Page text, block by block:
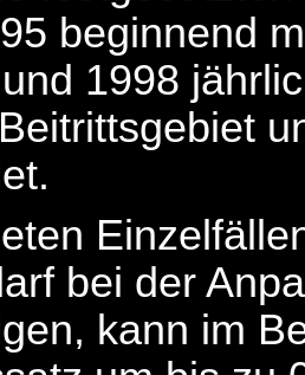
beginnend
1998
bei der
kann im